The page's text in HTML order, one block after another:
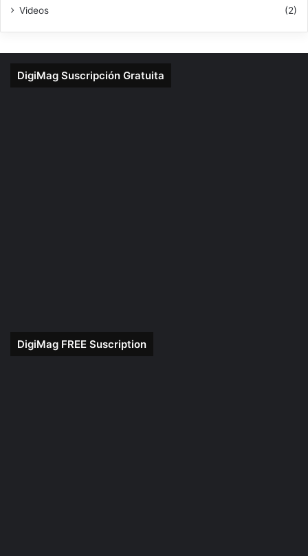
Videos
(2)
DigiMag Suscripción Gratuita
DigiMag FREE Suscription